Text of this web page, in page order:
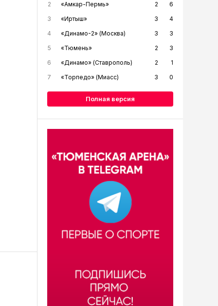
2
«Амкар-Пермь» 2
6
3
«Иртыш» 3
4
4
«Динамо-2» (Москва) 3
3
5
«Тюмень» 2
3
6
«Динамо» (Ставрополь) 2
1
7
«Торпедо» (Миасс) 3 0
Полная версия